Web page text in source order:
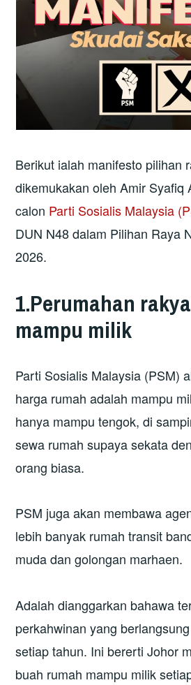
Berikut ialah manifesto pilihan
dikemukakan oleh Amir Syafiq
calon Parti Sosialis Malaysia
DUN N48 dalam Pilihan Raya
2026.
1.Perumahan
mampu milik
Parti Sosialis Malaysia (PSM)
harga rumah adalah mampu
hanya mampu tengok, di
sewa rumah supaya sekata
orang biasa.
PSM juga akan membawa
lebih banyak rumah transit
muda dan golongan marhaen.
Adalah dianggarkan bahawa
perkahwinan yang
setiap tahun. Ini bererti Johor
buah rumah mampu milik